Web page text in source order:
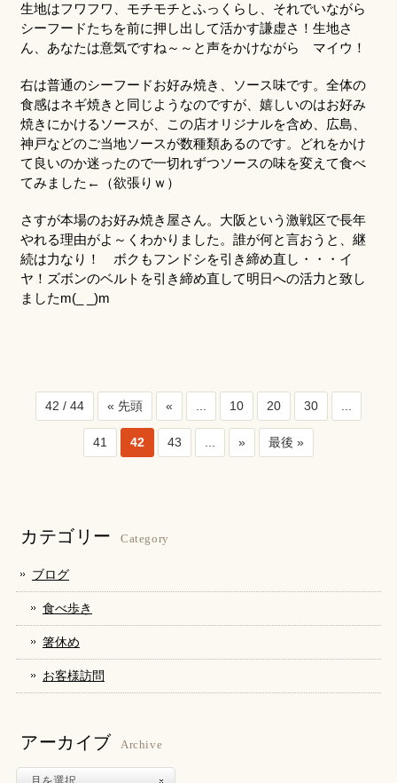
生地はフワフワ、モチモチとふっくらし、それでいながら
シーフードたちを前に押し出して活かす謙虚さ！生地さ
ん、あなたは意気ですね～～と声をかけながら マイウ！
右は普通のシーフードお好み焼き、ソース味です。全体の
食感はネギ焼きと同じようなのですが、嬉しいのはお好み
焼きにかけるソースが、この店オリジナルを含め、広島、
神戸などのご当地ソースが数種類あるのです。どれをかけ
て良いのか迷ったので一切れずつソースの味を変えて食べ
てみました←（欲張りｗ）
さすが本場のお好み焼き屋さん。大阪という激戦区で長年
やれる理由がよ～くわかりました。誰が何と言おうと、継
続は力なり！ ボクもフンドシを引き締め直し・・・イ
ヤ！ズボンのベルトを引き締め直して明日への活力と致し
ましたm(_ _)m
42 / 44 « 先頭 « ... 10 20 30 ...
41 42 43 ... » 最後 »
カテゴリー Category
ブログ
食べ歩き
箸休め
お客様訪問
アーカイブ Archive